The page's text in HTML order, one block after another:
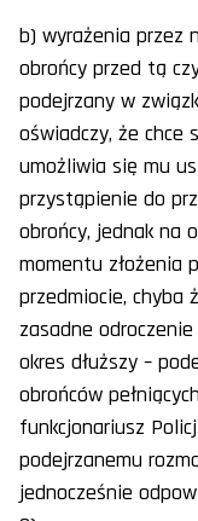
b) wyrażenia przez
obrońcy przed tą
podejrzany w
oświadczy, że chce
umożliwia się mu
przystąpienie do
obrońcy, jednak na
momentu złożenia
przedmiocie, chyba
zasadne
okres dłuższy –
obrońców
funkcjonariusz
podejrzanemu
jednocześnie